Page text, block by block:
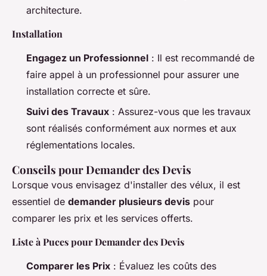
architecture.
Installation
Engagez un Professionnel : Il est recommandé de
faire appel à un professionnel pour assurer une
installation correcte et sûre.
Suivi des Travaux : Assurez-vous que les travaux
sont réalisés conformément aux normes et aux
réglementations locales.
Conseils pour Demander des Devis
Lorsque vous envisagez d'installer des vélux, il est
essentiel de demander plusieurs devis pour
comparer les prix et les services offerts.
Liste à Puces pour Demander des Devis
Comparer les Prix : Évaluez les coûts des